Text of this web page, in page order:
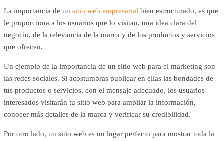
La importancia de un sitio web empresarial bien estructurado, es que
le proporciona a los usuarios que lo visitan, una idea clara del
negocio, de la relevancia de la marca y de los productos y servicios
que ofrecen.
Un ejemplo de la importancia de un sitio web para el marketing son
las redes sociales. Si acostumbras publicar en ellas las bondades de
tus productos o servicios, con el mensaje adecuado, los usuarios
interesados visitarán tu sitio web para ampliar la información,
conocer más detalles de la marca y verificar su credibilidad.
Por otro lado, un sitio web es un lugar perfecto para mostrar toda la